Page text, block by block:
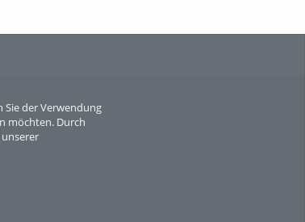
der Verwendung
möchten. Durch
Sperber